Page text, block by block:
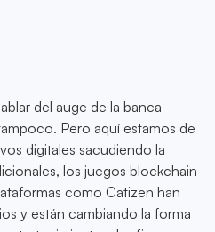
del auge de la banca
Pero aquí estamos de
digitales sacudiendo la
los juegos blockchain
como Catizen han
y están cambiando la forma